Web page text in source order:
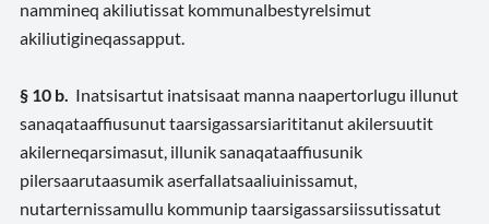
nammineq akiliutissat kommunalbestyrelsimut
akiliutigineqassapput.
§ 10 b. Inatsisartut inatsisaat manna naapertorlugu illunut
sanaqataaffiusunut taarsigassarsiarititanut akilersuutit
akilerneqarsimasut, illunik sanaqataaffiusunik
pilersaarutaasumik aserfallatsaaliuinissamut,
nutarternissamullu kommunip taarsigassarsiissutissatut